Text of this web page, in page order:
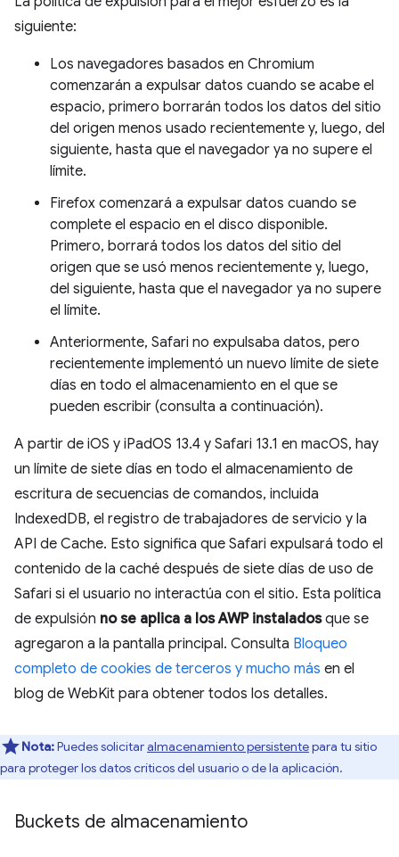
siguiente:
Los navegadores basados en Chromium
comenzarán a expulsar datos cuando se acabe el
espacio, primero borrarán todos los datos del sitio
del origen menos usado recientemente y, luego, del
siguiente, hasta que el navegador ya no supere el
límite.
Firefox comenzará a expulsar datos cuando se
complete el espacio en el disco disponible.
Primero, borrará todos los datos del sitio del
origen que se usó menos recientemente y, luego,
del siguiente, hasta que el navegador ya no supere
el límite.
Anteriormente, Safari no expulsaba datos, pero
recientemente implementó un nuevo límite de siete
días en todo el almacenamiento en el que se
pueden escribir (consulta a continuación).
A partir de iOS y iPadOS 13.4 y Safari 13.1 en macOS, hay
un límite de siete días en todo el almacenamiento de
escritura de secuencias de comandos, incluida
IndexedDB, el registro de trabajadores de servicio y la
API de Cache. Esto significa que Safari expulsará todo el
contenido de la caché después de siete días de uso de
Safari si el usuario no interactúa con el sitio. Esta política
de expulsión no se aplica a los AWP instaladosque se
agregaron a la pantalla principal. Consulta Bloqueo
completo de cookies de terceros y mucho más en el
blog de WebKit para obtener todos los detalles.
Nota:Puedes solicitaralmacenamiento persistentepara tu sitio
para proteger los datos críticos del usuario o de la aplicación.
Buckets de almacenamiento